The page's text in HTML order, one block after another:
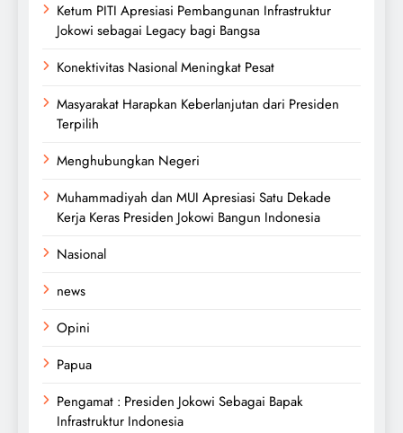
Ketum PITI Apresiasi Pembangunan Infrastruktur
Jokowi sebagai Legacy bagi Bangsa
Konektivitas Nasional Meningkat Pesat
Masyarakat Harapkan Keberlanjutan dari Presiden
Terpilih
Menghubungkan Negeri
Muhammadiyah dan MUI Apresiasi Satu Dekade
Kerja Keras Presiden Jokowi Bangun Indonesia
Nasional
news
Opini
Papua
Pengamat : Presiden Jokowi Sebagai Bapak
Infrastruktur Indonesia